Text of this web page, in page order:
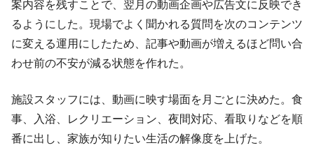
案内容を残すことで、翌月の動画企画や広告文に反映でき
るようにした。現場でよく聞かれる質問を次のコンテンツ
に変える運用にしたため、記事や動画が増えるほど問い合
わせ前の不安が減る状態を作れた。
施設スタッフには、動画に映す場面を月ごとに決めた。食
事、入浴、レクリエーション、夜間対応、看取りなどを順
番に出し、家族が知りたい生活の解像度を上げた。